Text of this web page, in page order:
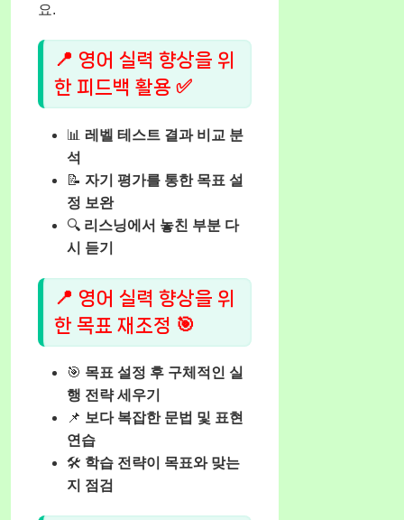
요.
📍 영어 실력 향상을 위
한 피드백 활용 ✅
📊 레벨 테스트 결과 비교 분
석
📝 자기 평가를 통한 목표 설
정 보완
🔍 리스닝에서 놓친 부분 다
시 듣기
📍 영어 실력 향상을 위
한 목표 재조정 🎯
🎯 목표 설정 후 구체적인 실
행 전략 세우기
📌 보다 복잡한 문법 및 표현
연습
🛠️ 학습 전략이 목표와 맞는
지 점검